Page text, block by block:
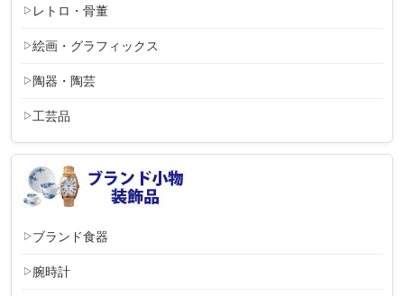
レトロ・骨董
絵画・グラフィックス
陶器・陶芸
工芸品
ブランド食器
腕時計